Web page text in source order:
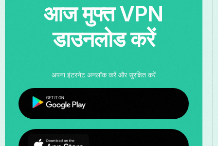
आज मुफ्त VPN
डाउनलोड करें
अपना इंटरनेट अनलॉक करें और सुरक्षित करें